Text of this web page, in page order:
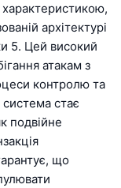
архітектурі
5. Цей високий
атакам з
контролю та
стає
подвійне
що